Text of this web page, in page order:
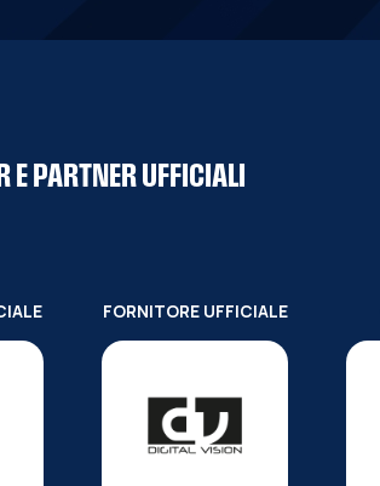
E PARTNER UFFICIALI
FORNITORE UFFICIALE